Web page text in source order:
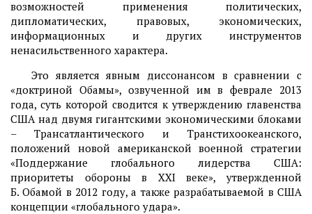
возможностей применения политических,
дипломатических, правовых, экономических,
информационных и других инструментов
ненасильственного характера.
Это является явным диссонансом в сравнении с
«доктриной Обамы», озвученной им в феврале 2013
года, суть которой сводится к утверждению главенства
США над двумя гигантскими экономическими блоками
– Трансатлантического и Транстихоокеанского,
положений новой американской военной стратегии
«Поддержание глобального лидерства США:
приоритеты обороны в XXI веке», утвержденной
Б. Обамой в 2012 году, а также разрабатываемой в США
концепции «глобального удара».